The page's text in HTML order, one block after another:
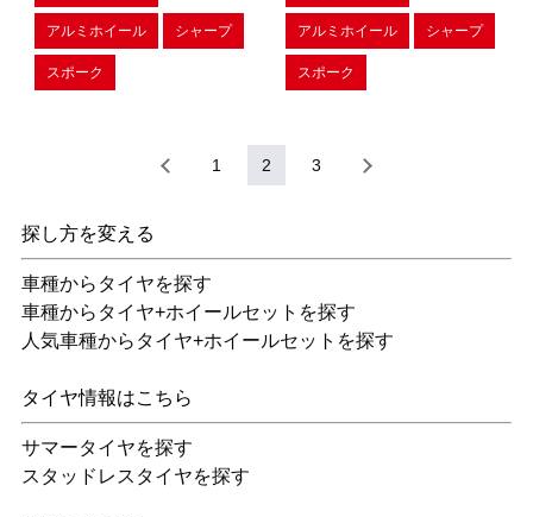
アルミホイール シャープ
スポーク
アルミホイール シャープ
スポーク
1 2 3
探し方を変える
車種からタイヤを探す
車種からタイヤ+ホイールセットを探す
人気車種からタイヤ+ホイールセットを探す
タイヤ情報はこちら
サマータイヤを探す
スタッドレスタイヤを探す